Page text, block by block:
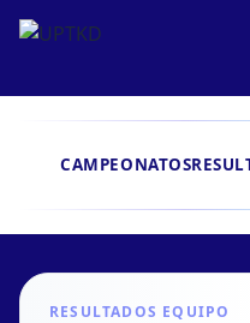
CAMPEONATOS
RESULTADOS EQUIPO